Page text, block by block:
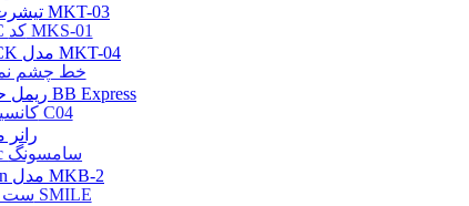
صابون لیفت ابرو مک MAC کد MKS-01
خط چشم
کانسیلر کاپرا سری نیو شماره C04
کابل اصلی 2 طرف تایپ c سامسونگ
ست تیشرت و شلوار زنانه طرح SMILE
تیشرت مردانه طرح کارت مدل MKT-03
تیشرت مردانه طرح BLACK مدل MKT-04
ریمل حجم دهنده کالیستا بیوتی مدل BB Express
شلوار جین مردانه fashion مدل MKB-2